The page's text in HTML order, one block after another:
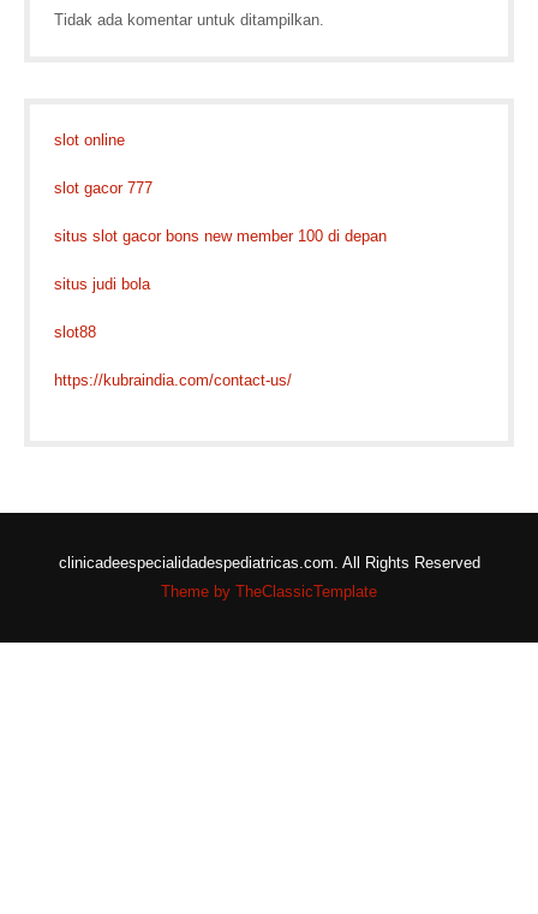
Tidak ada komentar untuk ditampilkan.
slot online
slot gacor 777
situs slot gacor bons new member 100 di depan
situs judi bola
slot88
https://kubraindia.com/contact-us/
clinicadeespecialidadespediatricas.com. All Rights Reserved
Theme by TheClassicTemplate